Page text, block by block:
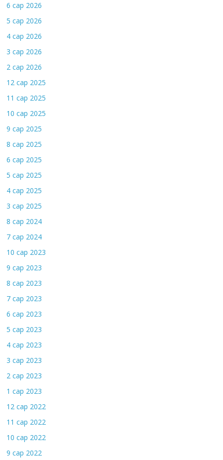
6 сар 2026
5 сар 2026
4 сар 2026
3 сар 2026
2 сар 2026
12 сар 2025
11 сар 2025
10 сар 2025
9 сар 2025
8 сар 2025
6 сар 2025
5 сар 2025
4 сар 2025
3 сар 2025
8 сар 2024
7 сар 2024
10 сар 2023
9 сар 2023
8 сар 2023
7 сар 2023
6 сар 2023
5 сар 2023
4 сар 2023
3 сар 2023
2 сар 2023
1 сар 2023
12 сар 2022
11 сар 2022
10 сар 2022
9 сар 2022